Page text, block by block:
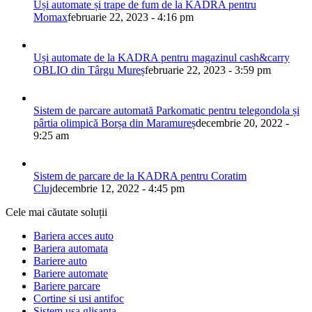
Uși automate și trape de fum de la KADRA pentru
Momaxfebruarie 22, 2023 - 4:16 pm
Uși automate de la KADRA pentru magazinul cash&carry
OBLIO din Târgu Mureșfebruarie 22, 2023 - 3:59 pm
Sistem de parcare automată Parkomatic pentru telegondola și
pârtia olimpică Borșa din Maramureșdecembrie 20, 2022 -
9:25 am
Sistem de parcare de la KADRA pentru Coratim
Clujdecembrie 12, 2022 - 4:45 pm
Cele mai căutate soluții
Bariera acces auto
Bariera automata
Bariere auto
Bariere automate
Bariere parcare
Cortine si usi antifoc